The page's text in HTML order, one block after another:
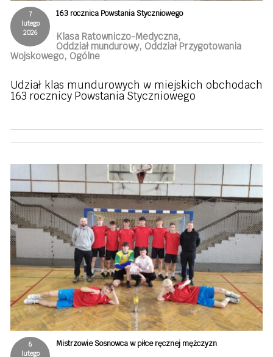
7
lutego
2026
163 rocznica Powstania Styczniowego
Klasa Ratowniczo-Medyczna,
Oddział mundurowy, Oddział Przygotowania
Wojskowego, Ogólne
Udział klas mundurowych w miejskich obchodach
163 rocznicy Powstania Styczniowego
6
lutego
Mistrzowie Sosnowca w piłce ręcznej mężczyzn